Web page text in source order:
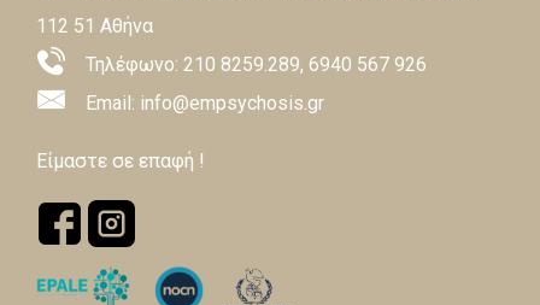
112 51 Αθήνα
Τηλέφωνο: 210 8259.289, 6940 567 926
Email: info@empsychosis.gr
Είμαστε σε επαφή !